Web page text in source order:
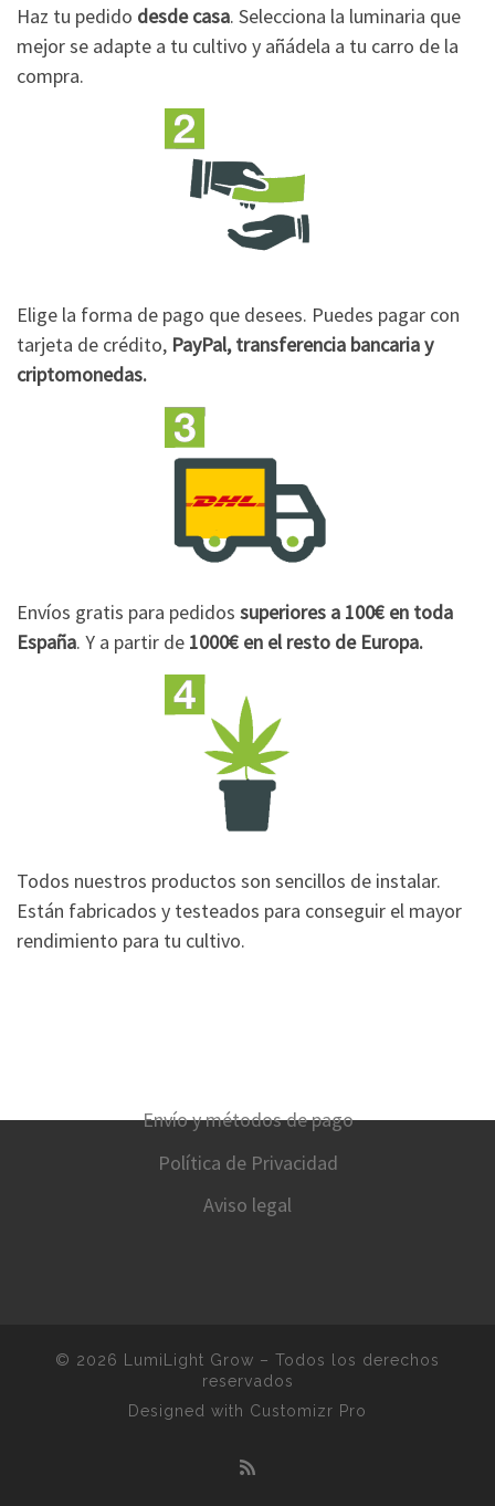
Haz tu pedido desde casa. Selecciona la luminaria que
mejor se adapte a tu cultivo y añádela a tu carro de la
compra.
Elige la forma de pago que desees. Puedes pagar con
tarjeta de crédito, PayPal, transferencia bancaria y
criptomonedas.
Envíos gratis para pedidos superiores a 100€ en toda
España. Y a partir de 1000€ en el resto de Europa.
Todos nuestros productos son sencillos de instalar.
Están fabricados y testeados para conseguir el mayor
rendimiento para tu cultivo.
Envío y métodos de pago
Política de Privacidad
Aviso legal
© 2026 LumiLight Grow – Todos los derechos
reservados
Designed with Customizr Pro